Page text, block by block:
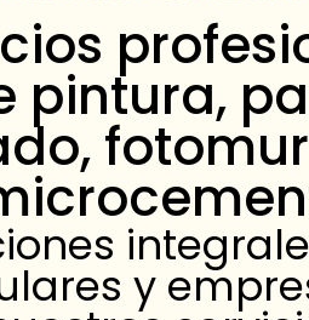
pintura,
y